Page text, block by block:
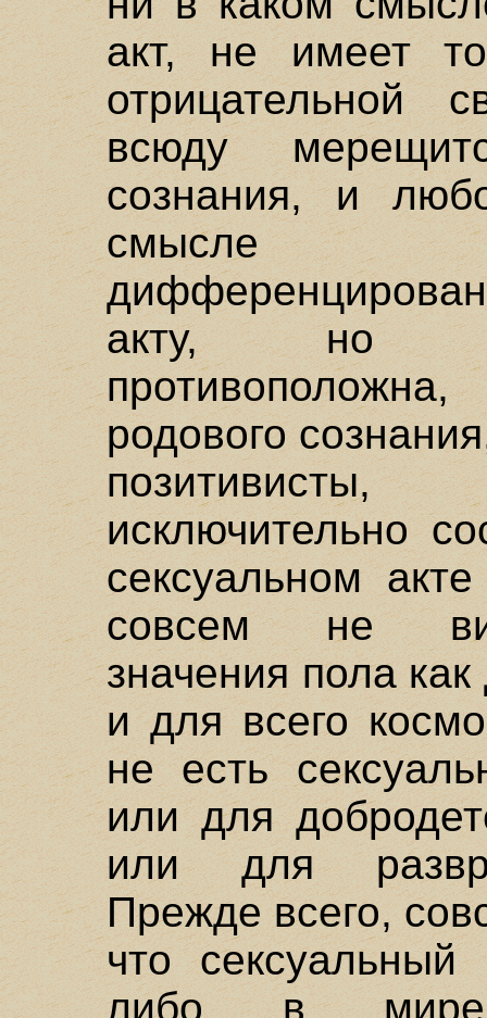
акт, не имеет
отрицательной
всюду
сознания, и
смысле
акту, но
родового
исключительно
сексуальном
совсем не
значения пола
и для всего
не есть
или для
или для
Прежде всего,
что
либо в мире